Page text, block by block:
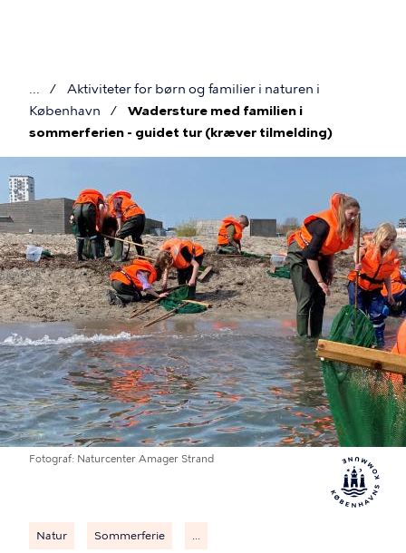
Brødkrumme
Aktiviteter for børn og familier i naturen i
København
Wadersture med familien i
sommerferien - guidet tur (kræver tilmelding)
Fotograf Naturcenter Amager Strand
Natur Sommerferie ...